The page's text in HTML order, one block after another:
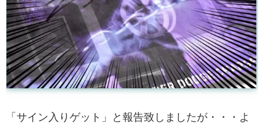
「サイン入りゲット」と報告致しましたが・・・よ